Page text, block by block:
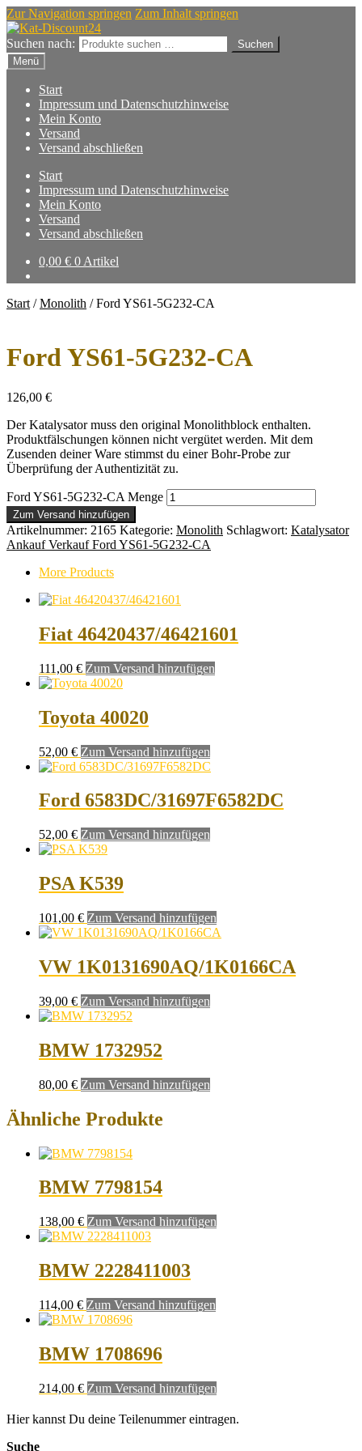
Zur Navigation springen Zum Inhalt springen
Suchen nach:
Suchen
Menü
Start
Impressum und Datenschutzhinweise
Mein Konto
Versand
Versand abschließen
Start
Impressum und Datenschutzhinweise
Mein Konto
Versand
Versand abschließen
0,00 € 0 Artikel
Start /Monolith /Ford YS61-5G232-CA
Ford YS61-5G232-CA
126,00 €
Der Katalysator muss den original Monolithblock enthalten.
Produktfälschungen können nicht vergütet werden. Mit dem
Zusenden deiner Ware stimmst du einer Bohr-Probe zur
Überprüfung der Authentizität zu.
Ford YS61-5G232-CA Menge
Zum Versand hinzufügen
Artikelnummer: 2165 Kategorie: Monolith Schlagwort: Katalysator
Ankauf Verkauf Ford YS61-5G232-CA
More Products
Fiat 46420437/46421601
111,00 € Zum Versand hinzufügen
Toyota 40020
52,00 € Zum Versand hinzufügen
Ford 6583DC/31697F6582DC
52,00 € Zum Versand hinzufügen
PSA K539
101,00 € Zum Versand hinzufügen
VW 1K0131690AQ/1K0166CA
39,00 € Zum Versand hinzufügen
BMW 1732952
80,00 € Zum Versand hinzufügen
Ähnliche Produkte
BMW 7798154
138,00 € Zum Versand hinzufügen
BMW 2228411003
114,00 € Zum Versand hinzufügen
BMW 1708696
214,00 € Zum Versand hinzufügen
Hier kannst Du deine Teilenummer eintragen.
Suche